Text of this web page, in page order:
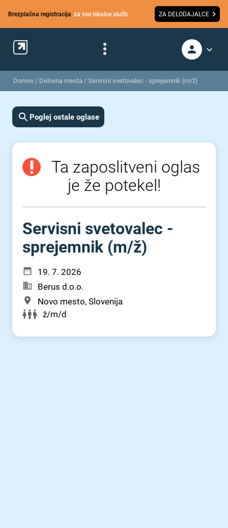
Brezplačna registracija za vse iskalce služb ZA DELODAJALCE
Domov / Delovna mesta / Servisni svetovalec - sprejemnik (m/ž)
Poglej ostale oglase
Ta zaposlitveni oglas
je že potekel!
Servisni svetovalec -
sprejemnik (m⁠/⁠ž)
19. 7. 2026
Berus d.o.o.
Novo mesto, Slovenija
ž/m/d